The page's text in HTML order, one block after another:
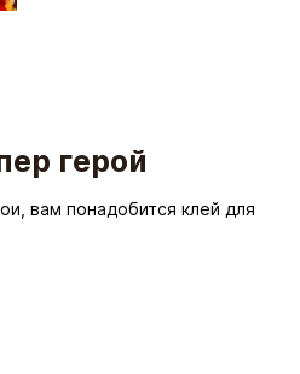
герой
вам понадобится клей для